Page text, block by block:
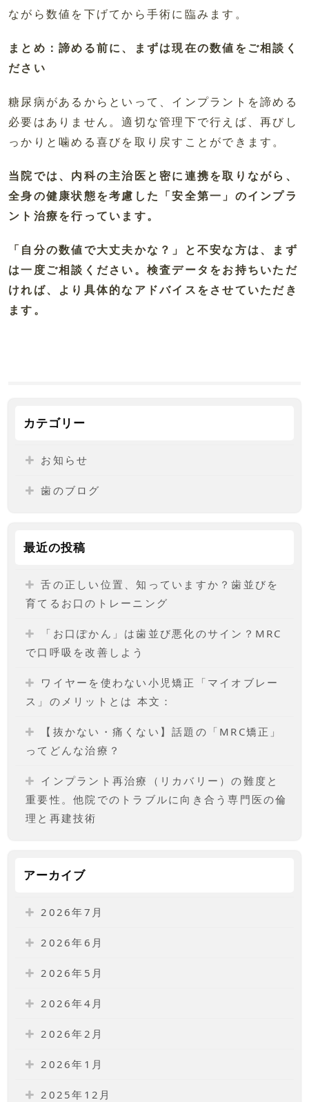
ながら数値を下げてから手術に臨みます。
まとめ：諦める前に、まずは現在の数値をご相談く
ださい
糖尿病があるからといって、インプラントを諦める
必要はありません。適切な管理下で行えば、再びし
っかりと噛める喜びを取り戻すことができます。
当院では、内科の主治医と密に連携を取りながら、
全身の健康状態を考慮した「安全第一」のインプラ
ント治療を行っています。
「自分の数値で大丈夫かな？」と不安な方は、まず
は一度ご相談ください。検査データをお持ちいただ
ければ、より具体的なアドバイスをさせていただき
ます。
カテゴリー
お知らせ
歯のブログ
最近の投稿
舌の正しい位置、知っていますか？歯並びを
育てるお口のトレーニング
「お口ぽかん」は歯並び悪化のサイン？MRC
で口呼吸を改善しよう
ワイヤーを使わない小児矯正「マイオブレー
ス」のメリットとは 本文：
【抜かない・痛くない】話題の「MRC矯正」
ってどんな治療？
インプラント再治療（リカバリー）の難度と
重要性。他院でのトラブルに向き合う専門医の倫
理と再建技術
アーカイブ
2026年7月
2026年6月
2026年5月
2026年4月
2026年2月
2026年1月
2025年12月